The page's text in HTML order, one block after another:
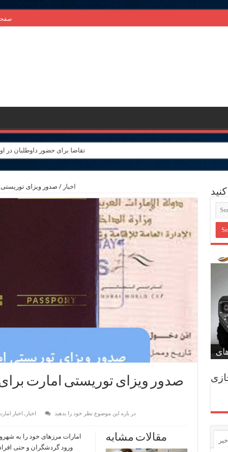
تقاضا برای حضور داوطلبان در اولین
اخبار / صدور ویزای توریستی
صدور ویزای توریستی امارت برای
اخبار , اخبار
در باره این موضوع نظر خود را بدهید
مقالات مشابه
امارات مرزهای خود را به
ورود گردشگران و حتی
اخیر